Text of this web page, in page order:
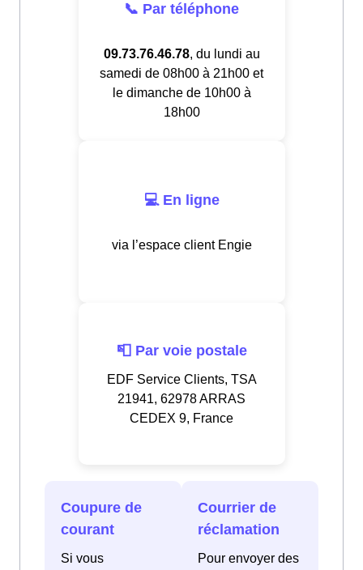
📞 Par téléphone
09.73.76.46.78, du lundi au
samedi de 08h00 à 21h00 et
le dimanche de 10h00 à
18h00
💻 En ligne
via l’espace client Engie
📮 Par voie postale
EDF Service Clients, TSA
21941, 62978 ARRAS
CEDEX 9, France
Coupure de
courant
Si vous
Courrier de
réclamation
Pour envoyer des